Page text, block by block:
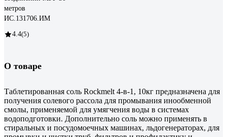
метров
ИС.131706.ИМ
4.4(5)
О товаре
Таблетированная соль Rockmelt 4-в-1, 10кг предназначена для
получения солевого рассола для промывания инообменной
смолы, применяемой для умягчения воды в системах
водоподготовки. Дополнительно соль можно применять в
стиральных и посудомоечных машинах, льдогенераторах, для